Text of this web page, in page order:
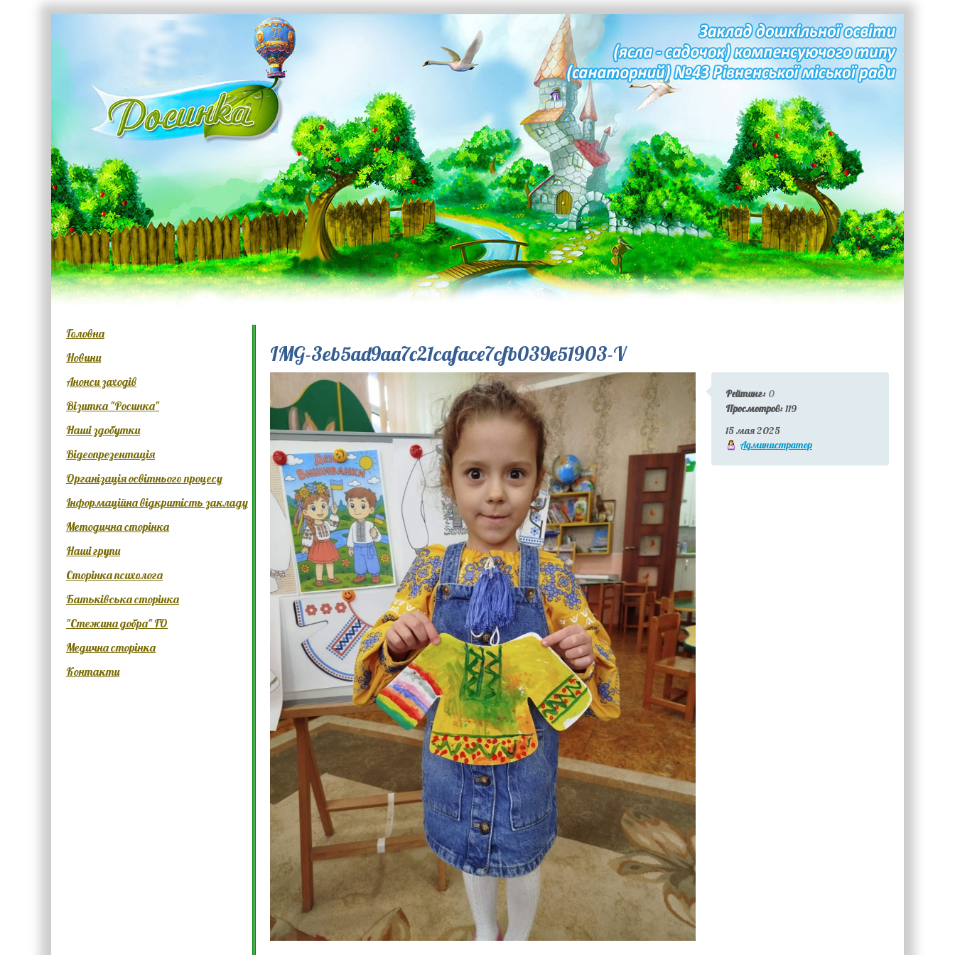
Головна
Новини
Анонси заходів
Візитка "Росинка"
Наші здобутки
Відеопрезентація
Організація освітнього процесу
Інформаційна відкритість закладу
Методична сторінка
Наші групи
Сторінка психолога
Батьківська сторінка
"Стежина добра" ГО
Медична сторінка
Контакти
IMG-3eb5ad9aa7c21caface7cfb039e51903-V
Рейтинг: 0
Просмотров:119
15 мая 2025
Администратор